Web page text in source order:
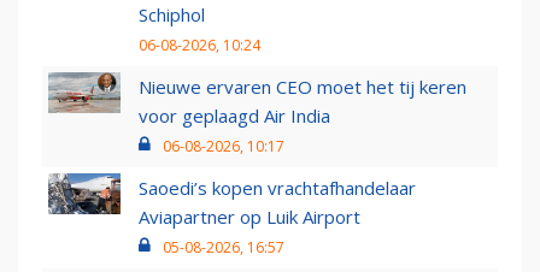
Schiphol
06-08-2026, 10:24
Nieuwe ervaren CEO moet het tij keren
voor geplaagd Air India
06-08-2026, 10:17
Saoedi’s kopen vrachtafhandelaar
Aviapartner op Luik Airport
05-08-2026, 16:57